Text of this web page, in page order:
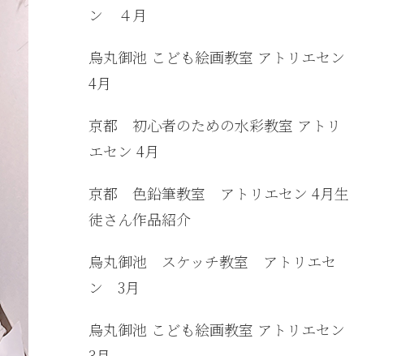
ン ４月
烏丸御池 こども絵画教室 アトリエセン
4月
京都 初心者のための水彩教室 アトリ
エセン 4月
京都 色鉛筆教室 アトリエセン 4月生
徒さん作品紹介
烏丸御池 スケッチ教室 アトリエセ
ン 3月
烏丸御池 こども絵画教室 アトリエセン